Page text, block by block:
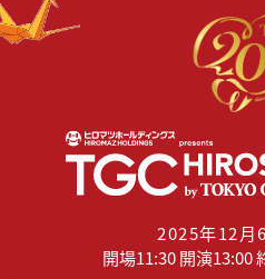
2025年12月
開場11:30 開演13:00